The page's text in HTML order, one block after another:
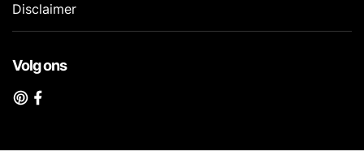
Disclaimer
Volg ons